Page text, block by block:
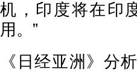
机，印度将在印
用。”
《日经亚洲》分